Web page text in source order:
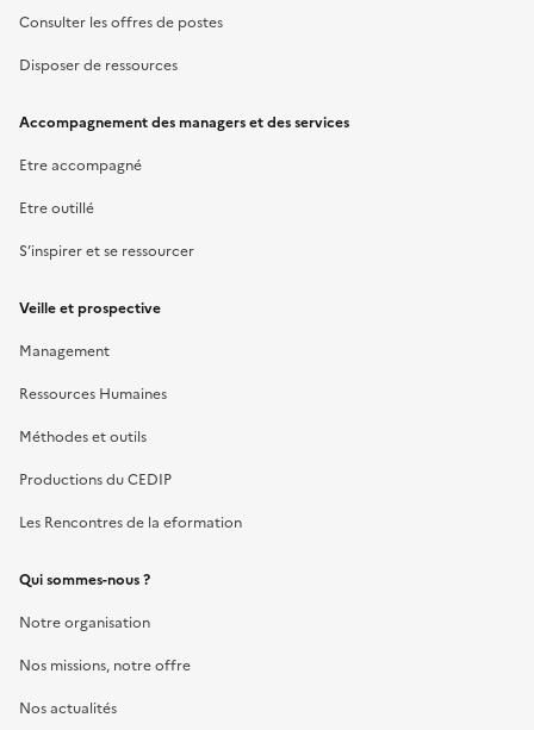
Consulter les offres de postes
Disposer de ressources
Accompagnement des managers et des services
Etre accompagné
Etre outillé
S’inspirer et se ressourcer
Veille et prospective
Management
Ressources Humaines
Méthodes et outils
Productions du CEDIP
Les Rencontres de la eformation
Qui sommes-nous ?
Notre organisation
Nos missions, notre offre
Nos actualités